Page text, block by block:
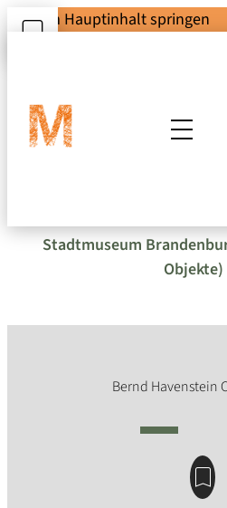
Zum Hauptinhalt springen
Stadtmuseum
Objekte)